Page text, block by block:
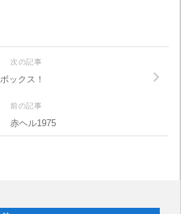
次の記事
ボックス！
前の記事
赤ヘル1975